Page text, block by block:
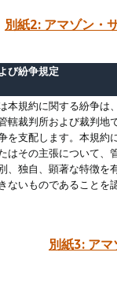
別紙2: アマゾン・
び紛争規定
本規約に関する紛争
轄裁判所および裁判
を支配します。本規
はその主張について
、独自、顕著な特徴
ないものであることを
別紙3: ア